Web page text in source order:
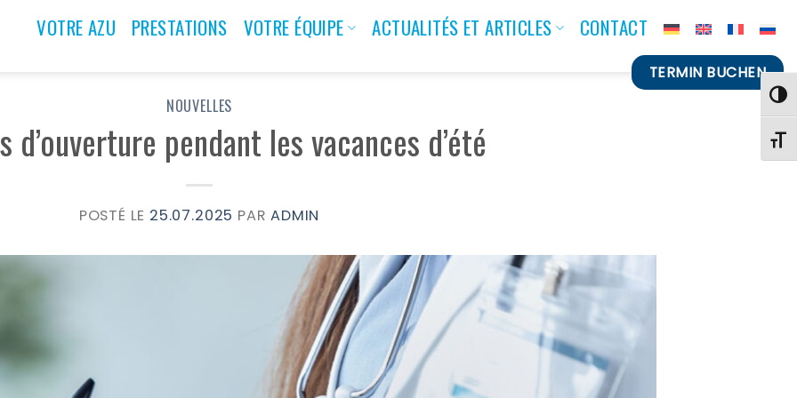
VOTRE AZU PRESTATIONS VOTRE ÉQUIPE ACTUALITÉS ET ARTICLES CONTACT
TERMIN BUCHEN
NOUVELLES
d’ouverture pendant les vacances d’été
POSTÉ LE 25.07.2025 PARADMIN